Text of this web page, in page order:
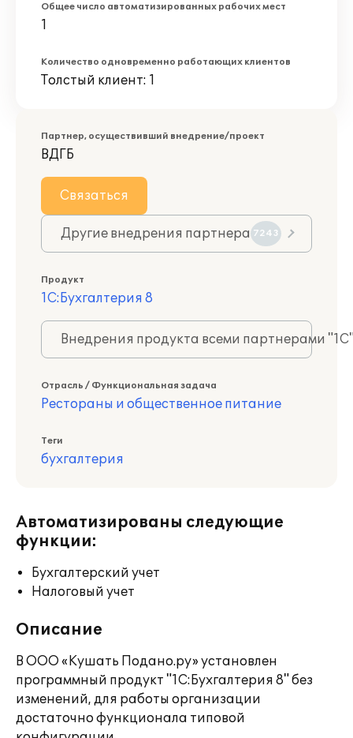
Общее число автоматизированных рабочих мест
1
Количество одновременно работающих клиентов
Толстый клиент: 1
Партнер, осуществивший внедрение/проект
ВДГБ
Связаться
Другие внедрения партнера 7243
Продукт
1С:Бухгалтерия 8
Внедрения продукта всеми партнерами
Отрасль / Функциональная задача
Рестораны и общественное питание
Теги
бухгалтерия
Автоматизированы следующие
функции:
Бухгалтерский учет
Налоговый учет
Описание
В ООО «Кушать Подано.ру» установлен
программный продукт "1С:Бухгалтерия 8" без
изменений, для работы организации
достаточно функционала типовой